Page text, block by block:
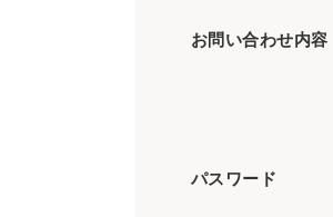
お問い合わせ内容
パスワード